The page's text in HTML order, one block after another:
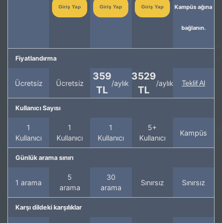
Giriş Yap Giriş Yap Giriş Yap Kampüs ağına
bağlanın.
Fiyatlandırma
Ücretsiz Ücretsiz
359
TL
/aylık
3529
TL
/aylık Teklif Al
Kullanıcı Sayısı
1
Kullanıcı
1
Kullanıcı
1
Kullanıcı
5+
Kullanıcı
Kampüs
Günlük arama sınırı
1 arama
5
arama
30
arama
Sınırsız Sınırsız
Karşı dildeki karşılıklar